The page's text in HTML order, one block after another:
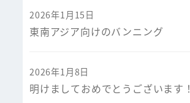
東南アジア向けのバンニング
2026年1月15日
明けましておめでとうございます！
2026年1月8日